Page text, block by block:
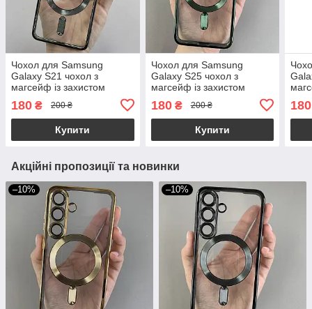
Чохол для Samsung
Galaxy S21 чохол з
магсейф із захистом
самсунг с21 чорний h3b
180 ₴ 200 ₴
Купити
Чохол для Samsung
Galaxy S25 чохол з
магсейф із захистом
самсунг с25 салатовий
h3b
180₴ 200 ₴
Купити
180
Акційні пропозиції та новинки
–10% –10%